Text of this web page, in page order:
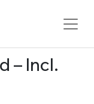
– Incl.